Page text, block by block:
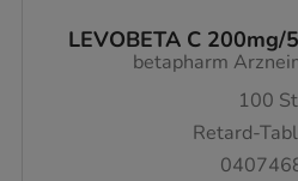
LEVOBETA C
betapharm
100 St
Retard-